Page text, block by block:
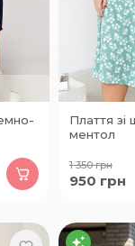
Плаття зі
ментол
1 350грн
950 грн